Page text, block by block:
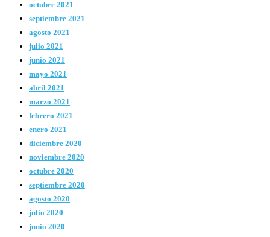
octubre 2021
septiembre 2021
agosto 2021
julio 2021
junio 2021
mayo 2021
abril 2021
marzo 2021
febrero 2021
enero 2021
diciembre 2020
noviembre 2020
octubre 2020
septiembre 2020
agosto 2020
julio 2020
junio 2020